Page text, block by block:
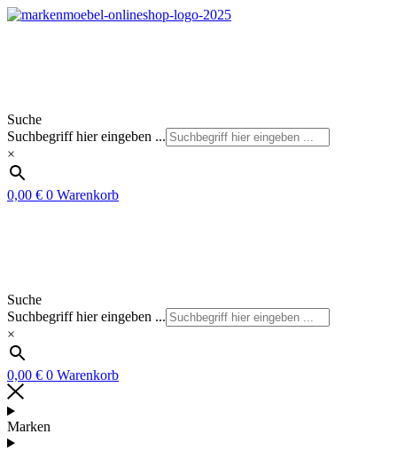
Zum
Suche
Suchbegriff hier eingeben ...
×
0,00 € 0 Warenkorb
Suche
Suchbegriff hier eingeben ...
×
0,00 € 0 Warenkorb
Marken